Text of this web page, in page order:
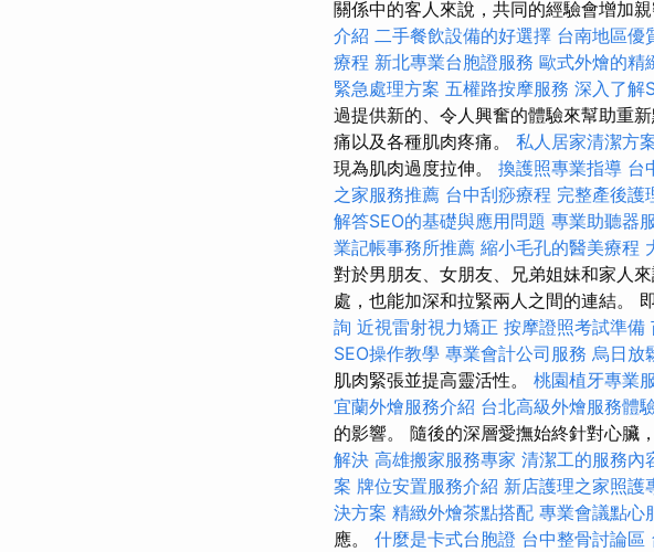
關係中的客人來說，共同的經驗會增加
介紹 二手餐飲設備的好選擇 台南地區優
療程 新北專業台胞證服務 歐式外燴的精
緊急處理方案 五權路按摩服務 深入了解
過提供新的​​、令人興奮的體驗來幫助重
痛以及各種肌肉疼痛。 私人居家清潔方
現為肌肉過度拉伸。 換護照專業指導 台
之家服務推薦 台中刮痧療程 完整產後護
解答SEO的基礎與應用問題 專業助聽器
業記帳事務所推薦 縮小毛孔的醫美療程
對於男朋友、女朋友、兄弟姐妹和家人
處，也能加深和拉緊兩人之間的連結。
詢 近視雷射視力矯正 按摩證照考試準備
SEO操作教學 專業會計公司服務 烏日放
肌肉緊張並提高靈活性。 桃園植牙專業
宜蘭外燴服務介紹 台北高級外燴服務體
的影響。 隨後的深層愛撫始終針對心臟
解決 高雄搬家服務專家 清潔工的服務內
案 牌位安置服務介紹 新店護理之家照護
決方案 精緻外燴茶點搭配 專業會議點心
應。 什麼是卡式台胞證 台中整骨討論區